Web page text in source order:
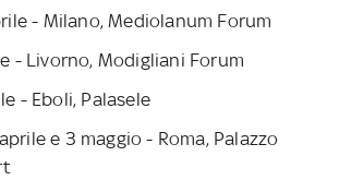
- Milano, Mediolanum Forum
- Livorno, Modigliani Forum
- Eboli, Palasele
e 3 maggio - Roma, Palazzo